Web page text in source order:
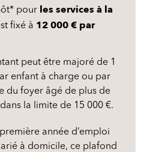
pour les services à la
fixé à 12 000 € par
peut être majoré de 1
enfant à charge ou par
du foyer âgé de plus de
la limite de 15 000 €.
année d’emploi
à domicile, ce plafond